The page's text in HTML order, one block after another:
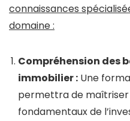
connaissances
domaine :
Compréhension des
immobilier : Une
permettra de maîtriser
fondamentaux de